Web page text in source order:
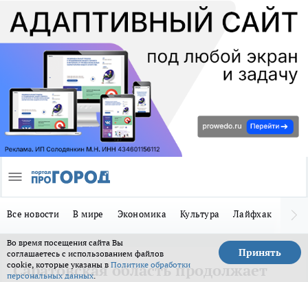
Все новости В мире Экономика Культура Лайфхак
Во время посещения сайта Вы
соглашаетесь с использованием файлов
cookie, которые указаны в Политике обработки
персональных данных.
Принять
Саратовская область продолжает